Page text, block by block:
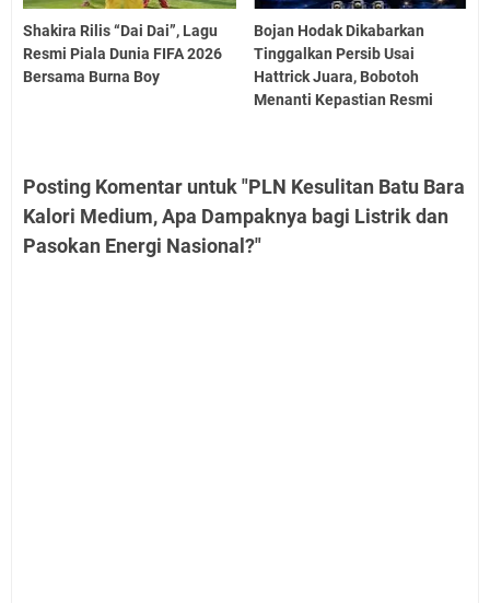
Shakira Rilis “Dai Dai”, Lagu
Resmi Piala Dunia FIFA 2026
Bersama Burna Boy
Bojan Hodak Dikabarkan
Tinggalkan Persib Usai
Hattrick Juara, Bobotoh
Menanti Kepastian Resmi
Posting Komentar untuk "PLN Kesulitan Batu Bara
Kalori Medium, Apa Dampaknya bagi Listrik dan
Pasokan Energi Nasional?"